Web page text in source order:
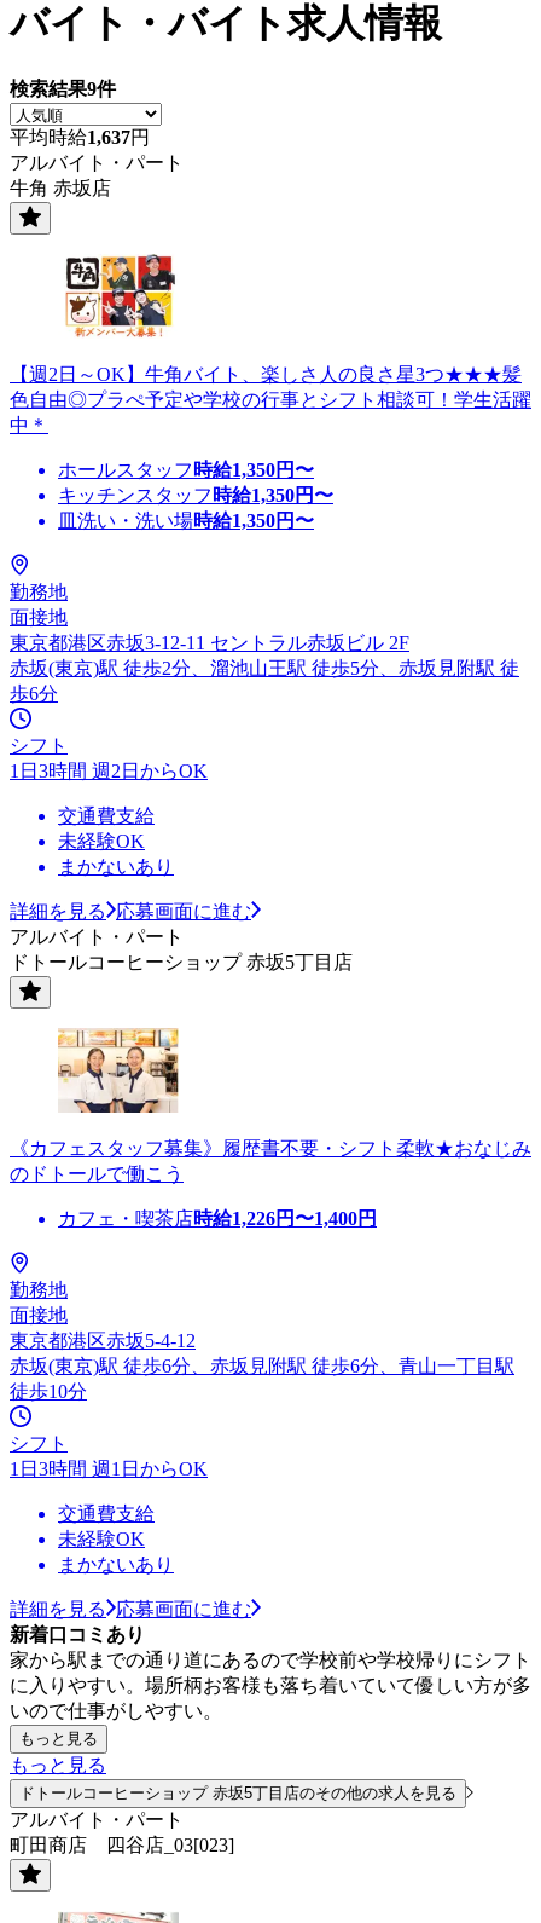
バイト・バイト求人情報
検索結果9件
平均時給1,637円
アルバイト・パート
牛角 赤坂店
【週2日～OK】牛角バイト、楽しさ人の良さ星3つ★★★髪
色自由◎プラぺ予定や学校の行事とシフト相談可！学生活躍
中＊
ホールスタッフ 時給1,350円〜
キッチンスタッフ 時給1,350円〜
皿洗い・洗い場時給1,350円〜
勤務地
面接地
東京都港区赤坂3-12-11 セントラル赤坂ビル 2F
赤坂(東京)駅 徒歩2分、溜池山王駅 徒歩5分、赤坂見附駅 徒
歩6分
シフト
1日3時間 週2日からOK
交通費支給
未経験OK
まかないあり
詳細を見る
応募画面に進む
アルバイト・パート
ドトールコーヒーショップ 赤坂5丁目店
《カフェスタッフ募集》履歴書不要・シフト柔軟★おなじみ
のドトールで働こう
カフェ・喫茶店時給1,226円〜1,400円
勤務地
面接地
東京都港区赤坂5-4-12
赤坂(東京)駅 徒歩6分、赤坂見附駅 徒歩6分、青山一丁目駅
徒歩10分
シフト
1日3時間 週1日からOK
交通費支給
未経験OK
まかないあり
詳細を見る
応募画面に進む
新着口コミあり
家から駅までの通り道にあるので学校前や学校帰りにシフト
に入りやすい。場所柄お客様も落ち着いていて優しい方が多
いので仕事がしやすい。
もっと見る
もっと見る
ドトールコーヒーショップ 赤坂5丁目店のその他の求人を見る
アルバイト・パート
町田商店 四谷店_03[023]